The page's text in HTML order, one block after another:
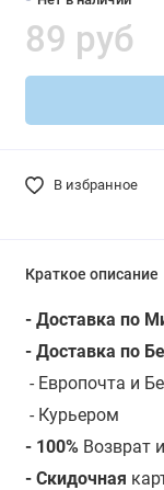
89 руб
В избранное
Краткое описание
- Доставка по
- Доставка по
- Европочта и
- Курьером
- 100% Возврат
- Скидочная